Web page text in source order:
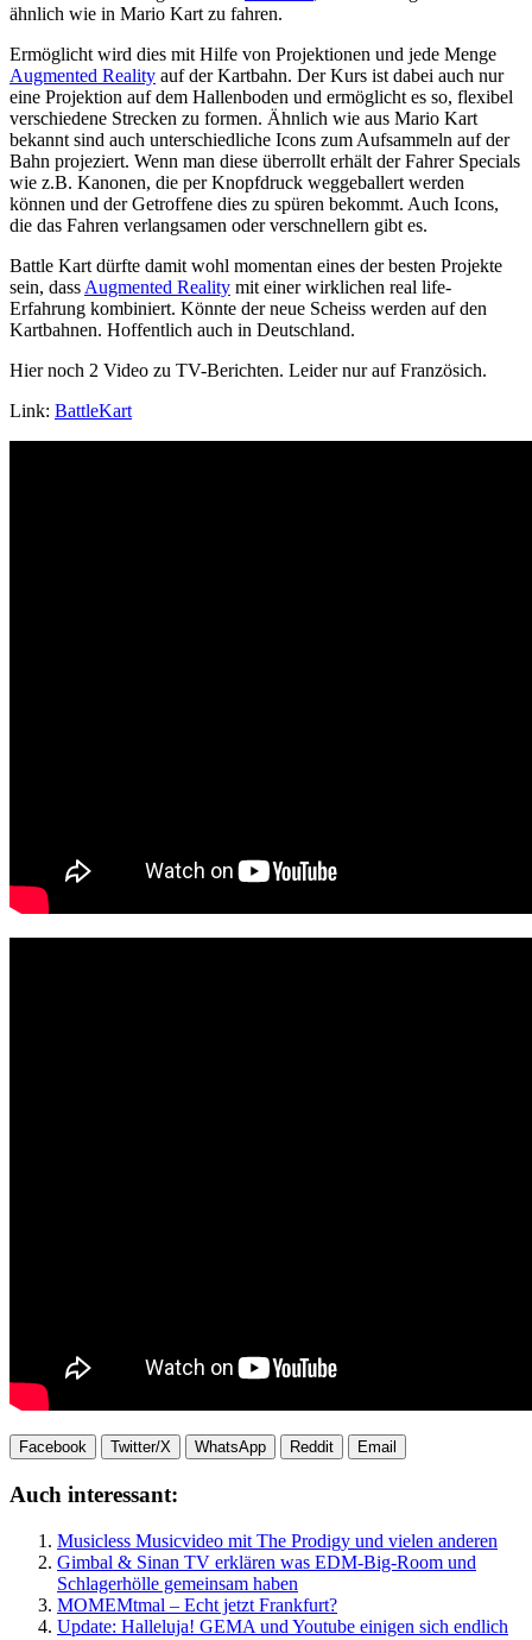
ähnlich wie in Mario Kart zu fahren.
Ermöglicht wird dies mit Hilfe von Projektionen und jede Menge
Augmented Reality auf der Kartbahn. Der Kurs ist dabei auch nur
eine Projektion auf dem Hallenboden und ermöglicht es so, flexibel
verschiedene Strecken zu formen. Ähnlich wie aus Mario Kart
bekannt sind auch unterschiedliche Icons zum Aufsammeln auf der
Bahn projeziert. Wenn man diese überrollt erhält der Fahrer Specials
wie z.B. Kanonen, die per Knopfdruck weggeballert werden
können und der Getroffene dies zu spüren bekommt. Auch Icons,
die das Fahren verlangsamen oder verschnellern gibt es.
Battle Kart dürfte damit wohl momentan eines der besten Projekte
sein, dass Augmented Reality mit einer wirklichen real life-
Erfahrung kombiniert. Könnte der neue Scheiss werden auf den
Kartbahnen. Hoffentlich auch in Deutschland.
Hier noch 2 Video zu TV-Berichten. Leider nur auf Französich.
Link: BattleKart
Facebook Twitter/X WhatsApp Reddit Email
Auch interessant:
Musicless Musicvideo mit The Prodigy und vielen anderen
Gimbal & Sinan TV erklären was EDM-Big-Room und
Schlagerhölle gemeinsam haben
MOMEMtmal – Echt jetzt Frankfurt?
Update: Halleluja! GEMA und Youtube einigen sich endlich